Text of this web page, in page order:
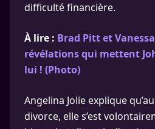
difficulté financière.
À lire : Brad Pitt et
révélations qui mettent
lui ! (Photo)
Angelina Jolie explique
divorce, elle s’est